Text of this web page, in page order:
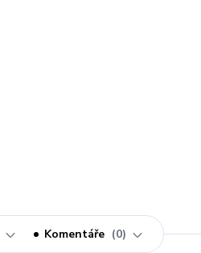
Komentáře 0